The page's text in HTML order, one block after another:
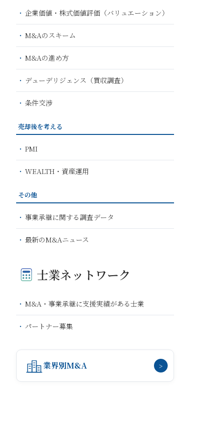
企業価値・株式価値評価（バリュエーション）
M&Aのスキーム
M&Aの進め方
デューデリジェンス（買収調査）
条件交渉
売却後を考える
PMI
WEALTH・資産運用
その他
事業承継に関する調査データ
最新のM&Aニュース
士業ネットワーク
M&A・事業承継に支援実績がある士業
パートナー募集
業界別M&A >